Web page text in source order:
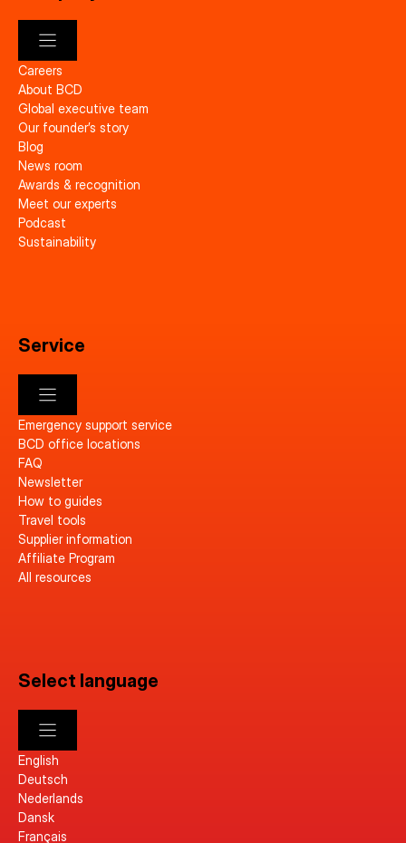
Careers
About BCD
Global executive team
Our founder’s story
Blog
News room
Awards & recognition
Meet our experts
Podcast
Sustainability
Service
Emergency support service
BCD office locations
FAQ
Newsletter
How to guides
Travel tools
Supplier information
Affiliate Program
All resources
Select language
English
Deutsch
Nederlands
Dansk
Français